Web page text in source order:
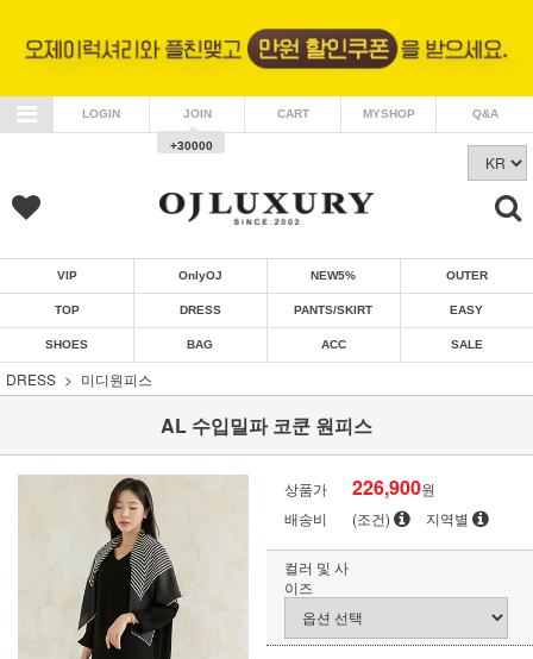
LOGIN JOIN
+30000
CART MYSHOP Q&A
VIP OnlyOJ NEW5% OUTER
TOP DRESS PANTS/SKIRT EASY
SHOES BAG ACC SALE
DRESS 미디원피스
AL 수입밀파 코쿤 원피스
상품가 226,900원
배송비
(조건) 지역별
컬러 및 사
이즈